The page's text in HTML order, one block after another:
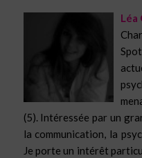
Léa
(5). Intéressée par un
la communication, la
Je porte un intérêt